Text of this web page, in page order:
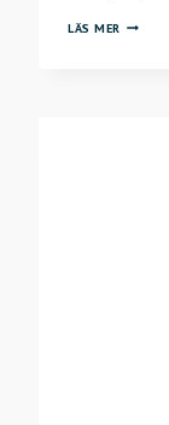
LÄS MER KBI